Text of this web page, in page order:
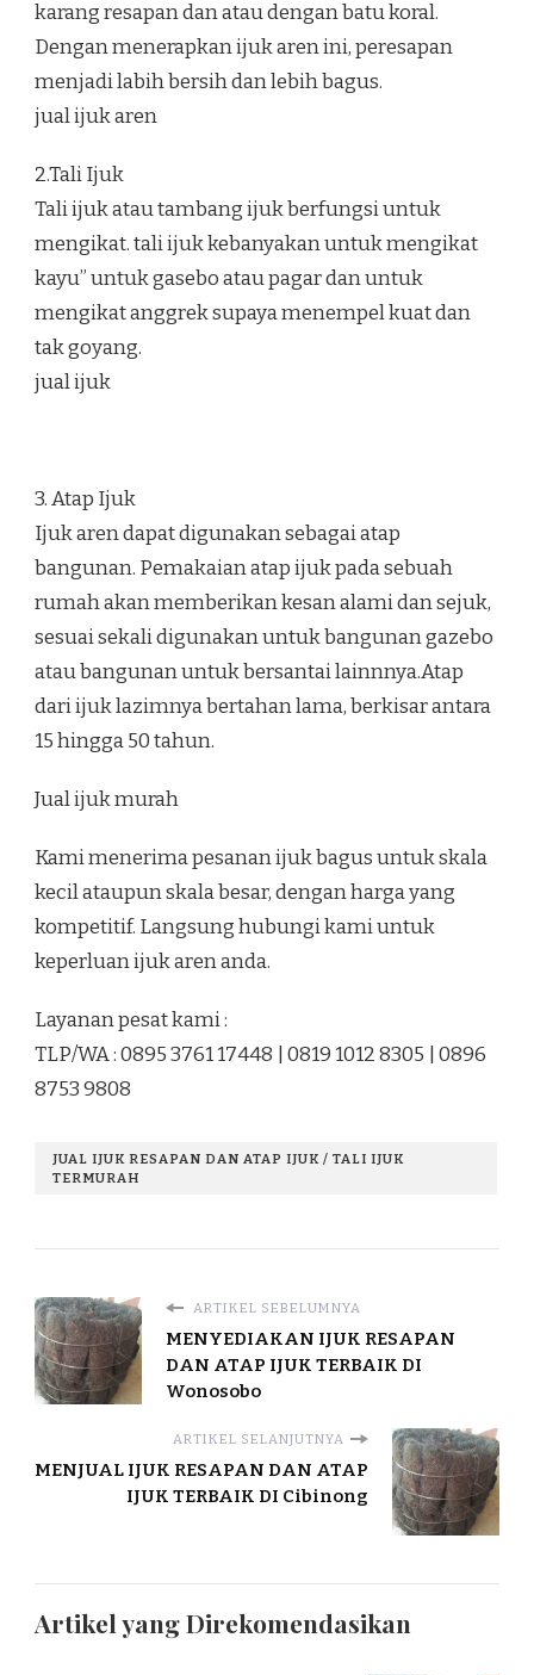
karang resapan dan atau dengan batu koral.
Dengan menerapkan ijuk aren ini, peresapan
menjadi labih bersih dan lebih bagus.
jual ijuk aren
2.Tali Ijuk
Tali ijuk atau tambang ijuk berfungsi untuk
mengikat. tali ijuk kebanyakan untuk mengikat
kayu” untuk gasebo atau pagar dan untuk
mengikat anggrek supaya menempel kuat dan
tak goyang.
jual ijuk
3. Atap Ijuk
Ijuk aren dapat digunakan sebagai atap
bangunan. Pemakaian atap ijuk pada sebuah
rumah akan memberikan kesan alami dan sejuk,
sesuai sekali digunakan untuk bangunan gazebo
atau bangunan untuk bersantai lainnnya.Atap
dari ijuk lazimnya bertahan lama, berkisar antara
15 hingga 50 tahun.
Jual ijuk murah
Kami menerima pesanan ijuk bagus untuk skala
kecil ataupun skala besar, dengan harga yang
kompetitif. Langsung hubungi kami untuk
keperluan ijuk aren anda.
Layanan pesat kami :
TLP/WA : 0895 3761 17448 | 0819 1012 8305 | 0896
8753 9808
JUAL IJUK RESAPAN DAN ATAP IJUK / TALI IJUK
TERMURAH
ARTIKEL SEBELUMNYA
MENYEDIAKAN IJUK RESAPAN
DAN ATAP IJUK TERBAIK DI
Wonosobo
ARTIKEL SELANJUTNYA
MENJUAL IJUK RESAPAN DAN ATAP
IJUK TERBAIK DI Cibinong
Artikel yang Direkomendasikan